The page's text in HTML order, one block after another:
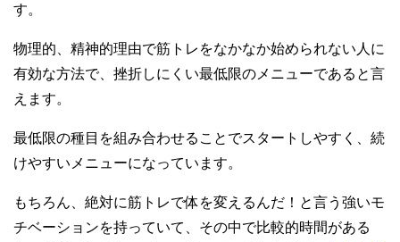
す。
物理的、精神的理由で筋トレをなかなか始められない人に
有効な方法で、挫折しにくい最低限のメニューであると言
えます。
最低限の種目を組み合わせることでスタートしやすく、続
けやすいメニューになっています。
もちろん、絶対に筋トレで体を変えるんだ！と言う強いモ
チベーションを持っていて、その中で比較的時間がある